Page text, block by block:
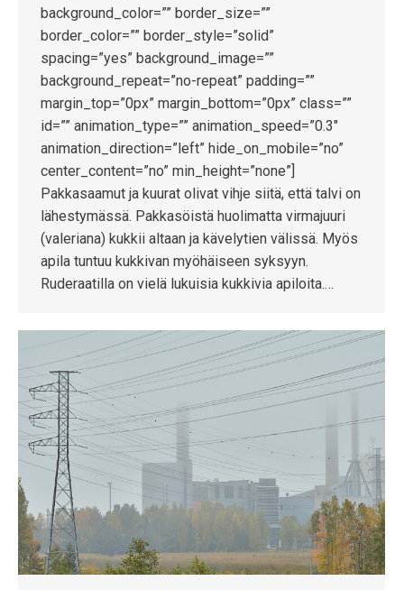
background_color=”” border_size=””
border_color=”” border_style=”solid”
spacing=”yes” background_image=””
background_repeat=”no-repeat” padding=””
margin_top=”0px” margin_bottom=”0px” class=””
id=”” animation_type=”” animation_speed=”0.3″
animation_direction=”left” hide_on_mobile=”no”
center_content=”no” min_height=”none”]
Pakkasaamut ja kuurat olivat vihje siitä, että talvi on
lähestymässä. Pakkasöistä huolimatta virmajuuri
(valeriana) kukkii altaan ja kävelytien välissä. Myös
apila tuntuu kukkivan myöhäiseen syksyyn.
Ruderaatilla on vielä lukuisia kukkivia apiloita.…